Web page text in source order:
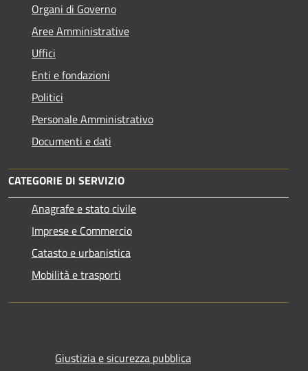
Organi di Governo
Aree Amministrative
Uffici
Enti e fondazioni
Politici
Personale Amministrativo
Documenti e dati
CATEGORIE DI SERVIZIO
Anagrafe e stato civile
Imprese e Commercio
Catasto e urbanistica
Mobilità e trasporti
Giustizia e sicurezza pubblica